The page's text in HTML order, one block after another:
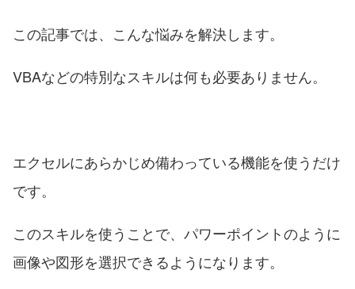
この記事では、こんな悩みを解決します。
VBAなどの特別なスキルは何も必要ありません。
エクセルにあらかじめ備わっている機能を使うだけ
です。
このスキルを使うことで、パワーポイントのように
画像や図形を選択できるようになります。